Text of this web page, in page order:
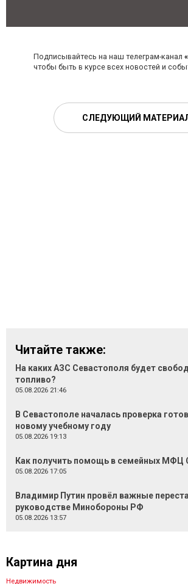
Подписывайтесь на наш телеграм-канал
чтобы быть в курсе всех новостей и
СЛЕДУЮЩИЙ
Читайте также:
На каких АЗС Севастополя будет
топливо?
05.08.2026 21:46
В Севастополе началась проверка
новому учебному году
05.08.2026 19:13
Как получить помощь в семейных МФЦ
05.08.2026 17:05
Владимир Путин провёл важные
руководстве Минобороны РФ
05.08.2026 13:57
Картина дня
Недвижимость